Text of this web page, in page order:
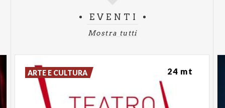
STAND UP COMEDY
Out of office
con Giorgia Fumo
EVENTI
Mostra tutti
ARTE E CULTURA 24 mt